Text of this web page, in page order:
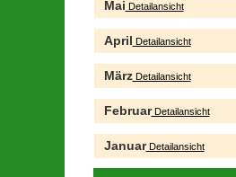
Mai Detailansicht
April Detailansicht
MärzDetailansicht
FebruarDetailansicht
JanuarDetailansicht